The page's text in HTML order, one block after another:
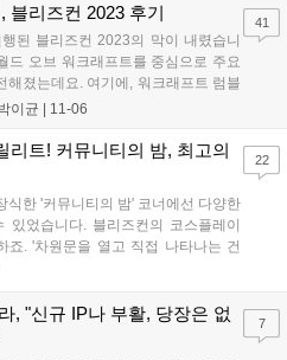
있...
블리즈컨 2023 후기
된 블리즈컨 2023의 막이 내렸습니
드 오브 워크래프트를 중심으로 주요
해졌는데요. 여기에, 워크래프트 럼블
간 내 출시되며 힘을 보태기도 했습
장의 분위기를 살...
이균 11-06
41
리트! 커뮤니티의 밤, 최고의
식한 '커뮤니티의 밤' 코너에선 다양한
있었습니다. 블리즈컨의 코스플레이
죠. '차원문을 열고 직접 나타나는 건
까지 나올정도니 말입니다. 4년만에
22
, "신규 IP나 부활, 당장은 없
7